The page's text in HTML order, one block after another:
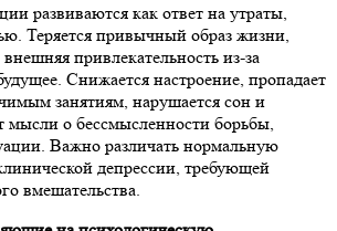
развиваются как ответ на утраты,
Теряется привычный образ жизни,
привлекательность из-за
Снижается настроение, пропадает
занятиям, нарушается сон и
мысли о бессмысленности борьбы,
Важно различать нормальную
депрессии, требующей
вмешательства.